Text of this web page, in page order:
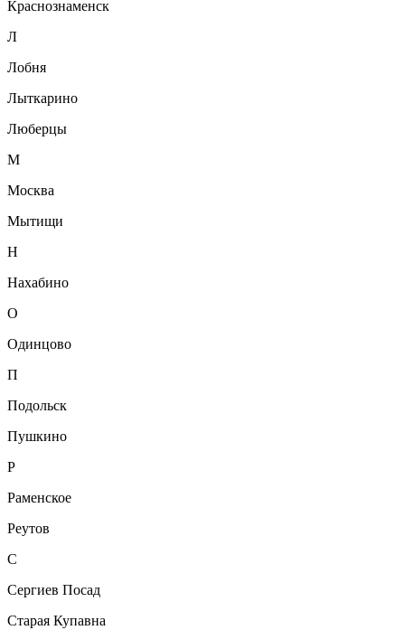
Краснознаменск
Л
Лобня
Лыткарино
Люберцы
М
Москва
Мытищи
Н
Нахабино
О
Одинцово
П
Подольск
Пушкино
Р
Раменское
Реутов
С
Сергиев Посад
Старая Купавна